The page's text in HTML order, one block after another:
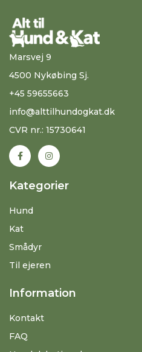
Marsvej 9
4500 Nykøbing Sj.
+45 59655663
info@alttilhundogkat.dk
CVR nr.: 15730641
Kategorier
Hund
Kat
Smådyr
Til ejeren
Information
Kontakt
FAQ